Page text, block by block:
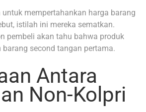
untuk mempertahankan harga barang
istilah ini mereka sematkan.
pembeli akan tahu bahwa produk
second tangan pertama.
Antara
Non-Kolpri